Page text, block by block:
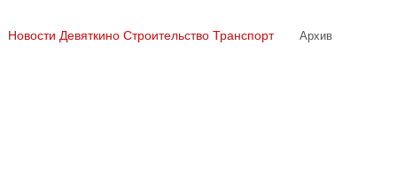
Новости Девяткино Строительство Транспорт Архив